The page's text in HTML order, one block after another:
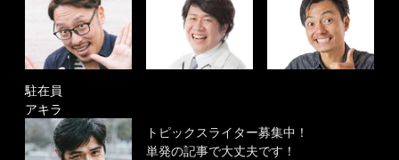
駐在員
アキラ
トピックスライター募集中！
単発の記事で大丈夫です！